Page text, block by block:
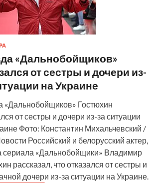
«Дальнобойщиков»
от сестры и дочери из-
на Украине
«Дальнобойщиков» Гостюхин
от сестры и дочери из-за ситуации
Фото: Константин Михальчевский /
Российский и белорусский актер,
сериала «Дальнобойщики» Владимир
рассказал, что отказался от сестры и
дочери из-за ситуации на Украине.